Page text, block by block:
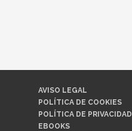
AVISO LEGAL
POLÍTICA DE COOKIES
POLÍTICA DE PRIVACIDAD
EBOOKS